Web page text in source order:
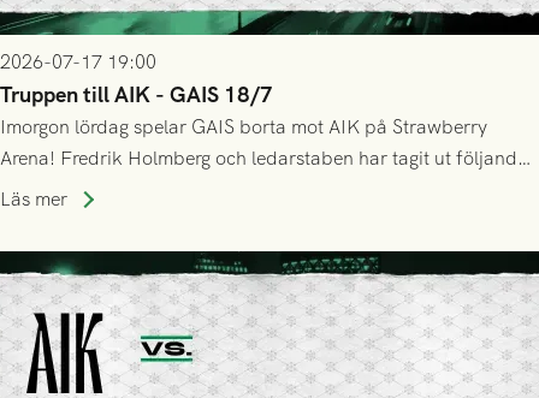
2026-07-17 19:00
Truppen till AIK - GAIS 18/7
Imorgon lördag spelar GAIS borta mot AIK på Strawberry
Arena! Fredrik Holmberg och ledarstaben har tagit ut följande
trupp till matchen:
Läs mer